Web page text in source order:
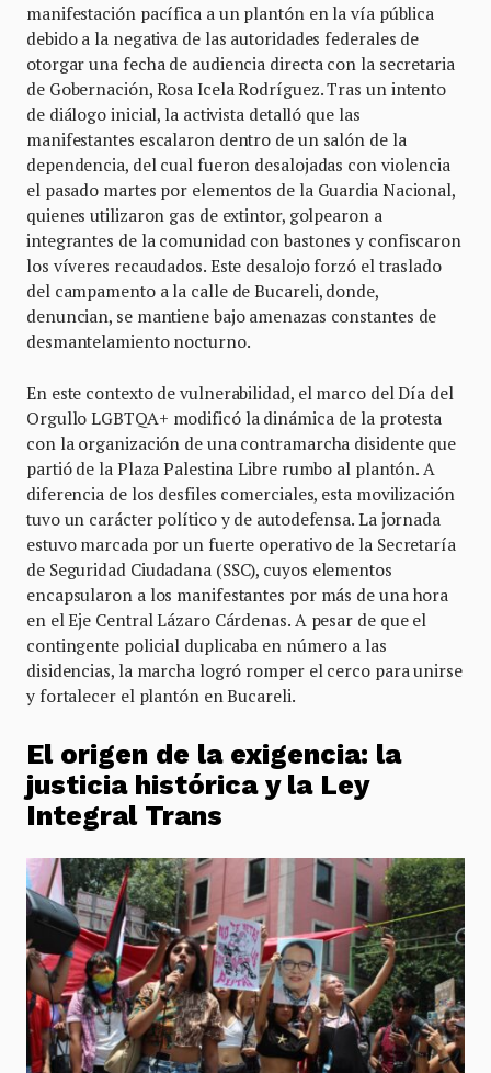
manifestación pacífica a un plantón en la vía pública
debido a la negativa de las autoridades federales de
otorgar una fecha de audiencia directa con la secretaria
de Gobernación, Rosa Icela Rodríguez. Tras un intento
de diálogo inicial, la activista detalló que las
manifestantes escalaron dentro de un salón de la
dependencia, del cual fueron desalojadas con violencia
el pasado martes por elementos de la Guardia Nacional,
quienes utilizaron gas de extintor, golpearon a
integrantes de la comunidad con bastones y confiscaron
los víveres recaudados. Este desalojo forzó el traslado
del campamento a la calle de Bucareli, donde,
denuncian, se mantiene bajo amenazas constantes de
desmantelamiento nocturno.
En este contexto de vulnerabilidad, el marco del Día del
Orgullo LGBTQA+ modificó la dinámica de la protesta
con la organización de una contramarcha disidente que
partió de la Plaza Palestina Libre rumbo al plantón. A
diferencia de los desfiles comerciales, esta movilización
tuvo un carácter político y de autodefensa. La jornada
estuvo marcada por un fuerte operativo de la Secretaría
de Seguridad Ciudadana (SSC), cuyos elementos
encapsularon a los manifestantes por más de una hora
en el Eje Central Lázaro Cárdenas. A pesar de que el
contingente policial duplicaba en número a las
disidencias, la marcha logró romper el cerco para unirse
y fortalecer el plantón en Bucareli.
El origen de la exigencia: la
justicia histórica y la Ley
Integral Trans